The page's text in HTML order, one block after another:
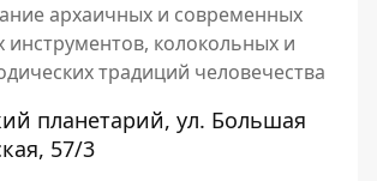
архаичных и современных
инструментов, колокольных и
традиций человечества
планетарий, ул. Большая
57/3